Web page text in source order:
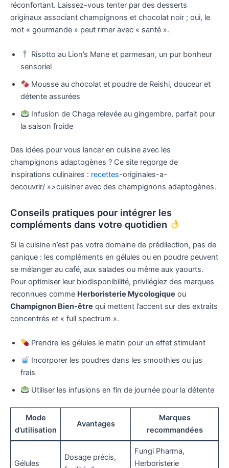
réconfortant. Laissez-vous tenter par des desserts
originaux associant champignons et chocolat noir ; oui, le
mot « gourmande » peut rimer avec « santé ».
Risotto au Lion’s Mane et parmesan, un pur bonheur
sensoriel
Mousse au chocolat et poudre de Reishi, douceur et
détente assurées
Infusion de Chaga relevée au gingembre, parfait pour
la saison froide
Des idées pour vous lancer en cuisine avec les
champignons adaptogènes ? Ce site regorge de
inspirations culinaires : recettes-originales-a-
decouvrir/ »>cuisiner avec des champignons adaptogènes.
Conseils pratiques pour intégrer les
compléments dans votre quotidien
Si la cuisine n’est pas votre domaine de prédilection, pas de
panique : les compléments en gélules ou en poudre peuvent
se mélanger au café, aux salades ou même aux yaourts.
Pour optimiser leur biodisponibilité, privilégiez des marques
reconnues comme Herboristerie Mycologique ou
Champignon Bien-être qui mettent l’accent sur des extraits
concentrés et « full spectrum ».
Prendre les gélules le matin pour un effet stimulant
Incorporer les poudres dans les smoothies ou jus
frais
Utiliser les infusions en fin de journée pour la détente
Mode
d’utilisation
Avantages
Marques
recommandées
Gélules
Dosage précis,
Fungi Pharma,
Herboristerie